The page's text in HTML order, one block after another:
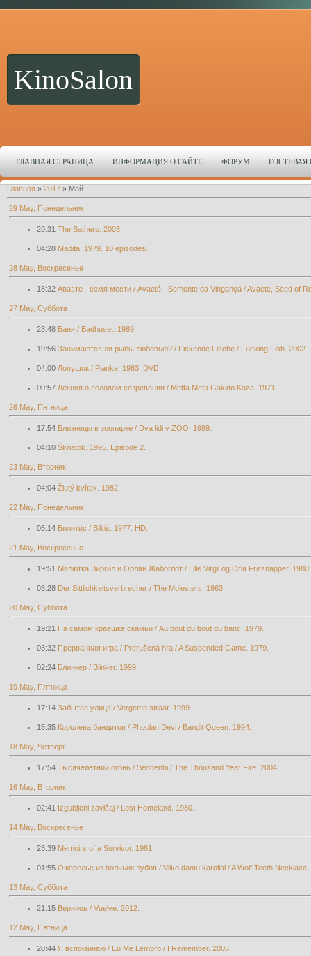
KinoSalon
ГЛАВНАЯ СТРАНИЦА ИНФОРМАЦИЯ О САЙТЕ ФОРУМ ГОСТЕВАЯ
Главная » 2017 » Май
29 May, Понедельник
20:31 The Bathers. 2003.
04:28 Madita. 1979. 10 episodes.
28 May, Воскресенье
18:32 Аваэте - семя мести / Avaeté - Semente da Vingança / Avaete, Seed of
27 May, Суббота
23:48 Баня / Badhuset. 1989.
19:56 Занимаются ли рыбы любовью? / Fickende Fische / Fucking Fish. 2002.
04:00 Лопушок / Pianke. 1983. DVD.
00:57 Лекция о половом созревании / Metta Meta Gakido Koza. 1971.
26 May, Пятница
17:54 Близнецы в зоопарке / Dva lidi v ZOO. 1989.
04:10 Škriatok. 1995. Episode 2.
23 May, Вторник
04:04 Žlutý kvítek. 1982.
22 May, Понедельник
05:14 Билитис / Bilitis. 1977. HD.
21 May, Воскресенье
19:51 Малютка Виргил и Орлан Жабоглот / Lille Virgil og Orla Frøsnapper. 1980.
03:28 Der Sittlichkeitsverbrecher / The Molesters. 1963.
20 May, Суббота
19:21 На самом краешке скамьи / Au bout du bout du banc. 1979.
03:32 Прерванная игра / Prerušená hra / A Suspended Game. 1979.
02:24 Блинкер / Blinker. 1999.
19 May, Пятница
17:14 Забытая улица / Vergeten straat. 1999.
15:35 Королева бандитов / Phoolan Devi / Bandit Queen. 1994.
18 May, Четверг
17:54 Тысячелетний огонь / Sennenbi / The Thousand Year Fire. 2004.
16 May, Вторник
02:41 Izgubljeni zavičaj / Lost Homeland. 1980.
14 May, Воскресенье
23:39 Memoirs of a Survivor. 1981.
01:55 Ожерелье из волчьих зубов / Vilko dantu karoliai / A Wolf Teeth Necklace.
13 May, Суббота
21:15 Вернись / Vuelve. 2012.
12 May, Пятница
20:44 Я вспоминаю / Eu Me Lembro / I Remember. 2005.